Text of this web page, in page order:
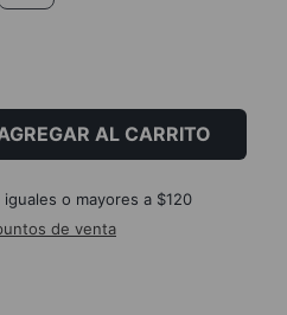
AL CARRITO
o mayores a $120
de venta